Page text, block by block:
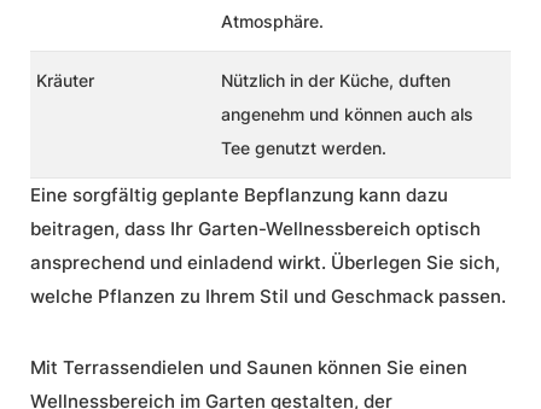
Atmosphäre.
Kräuter
Nützlich in der Küche, duften
angenehm und können auch als
Tee genutzt werden.
Eine sorgfältig geplante Bepflanzung kann dazu
beitragen, dass Ihr Garten-Wellnessbereich optisch
ansprechend und einladend wirkt. Überlegen Sie sich,
welche Pflanzen zu Ihrem Stil und Geschmack passen.
Mit Terrassendielen und Saunen können Sie einen
Wellnessbereich im Garten gestalten, der